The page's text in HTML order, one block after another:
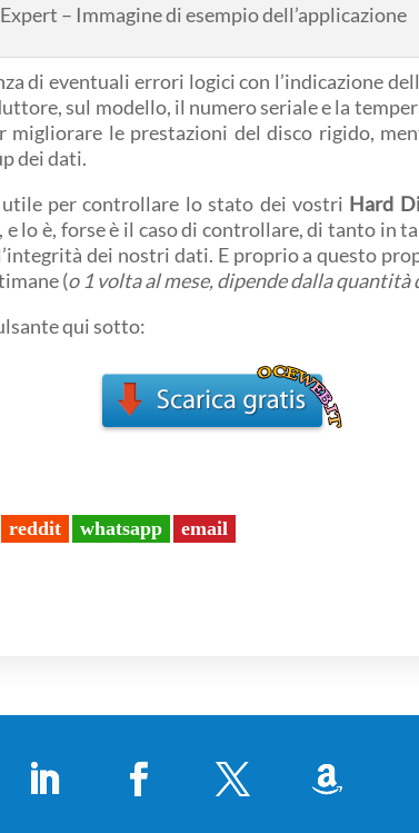
– Immagine di esempio dell’applicazione
di eventuali errori logici con l’indicazione
sul modello, il numero seriale e la
le prestazioni del disco rigido,
dei dati.
utile per controllare lo stato dei vostri Hard
e lo è, forse è il caso di controllare, di tanto
dei nostri dati. E proprio a questo
(o 1 volta al mese, dipende dalla
qui sotto:
reddit whatsapp email